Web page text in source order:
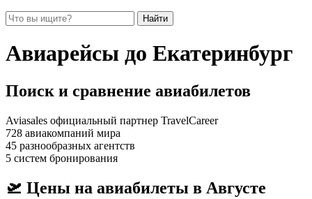
Найти
Авиарейсы до Екатеринбург
Поиск и сравнение авиабилетов
Aviasales официальный партнер TravelCareer
728 авиакомпаний мира
45 разнообразных агентств
5 систем бронирования
🛫 Цены на авиабилеты в Августе